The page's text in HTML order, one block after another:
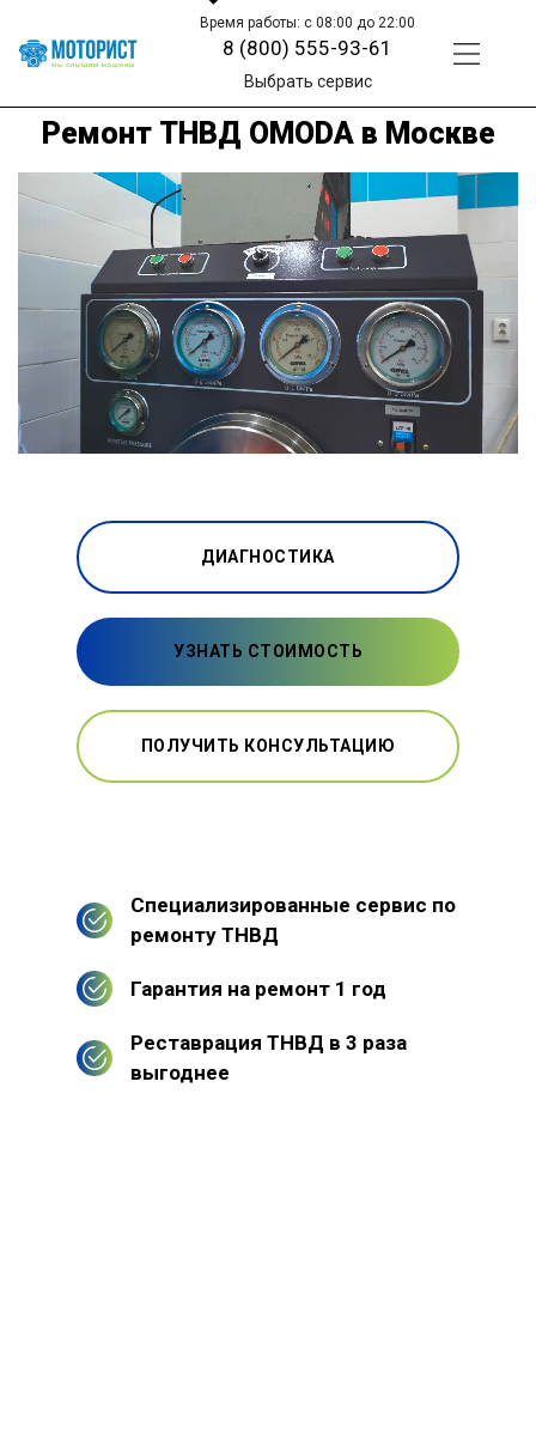
Время работы: с 08:00 до 22:00
8 (800) 555-93-61
Выбрать сервис
Ремонт ТНВД OMODA в Москве
ДИАГНОСТИКА
УЗНАТЬ СТОИМОСТЬ
ПОЛУЧИТЬ КОНСУЛЬТАЦИЮ
Специализированные сервис по
ремонту ТНВД
Гарантия на ремонт 1 год
Реставрация ТНВД в 3 раза
выгоднее